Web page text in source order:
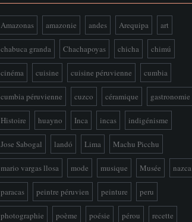
Amazonas amazonie andes Arequipa art
chabuca granda Chachapoyas chicha chimú
cinéma cuisine cuisine péruvienne cumbia
cumbia péruvienne cuzco céramique gastronomie
Histoire huayno Inca incas indigénisme
Jose Sabogal landó Lima Machu Picchu
mario vargas llosa mode musique Musée nazca
paracas peintre péruvien peinture peru
photographie poème poésie pérou recette